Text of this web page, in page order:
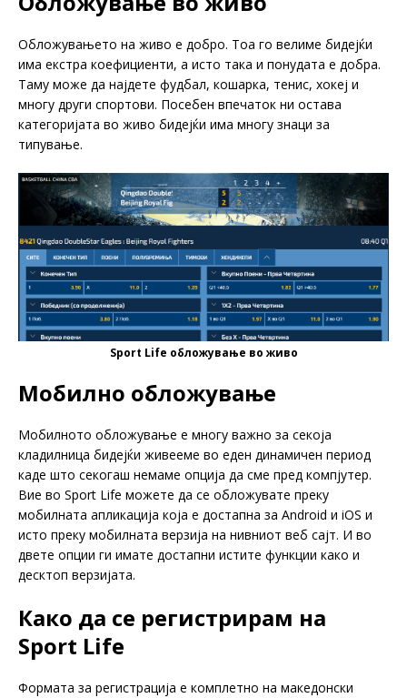
Обложувањето на живо е добро. Тоа го велиме бидејќи
има екстра коефициенти, а исто така и понудата е добра.
Таму може да најдете фудбал, кошарка, тенис, хокеј и
многу други спортови. Посебен впечаток ни остава
категоријата во живо бидејќи има многу знаци за
типување.
Sport Life обложување во живо
Мобилно обложување
Мобилното обложување е многу важно за секоја
кладилница бидејќи живееме во еден динамичен период
каде што секогаш немаме опција да сме пред компјутер.
Вие во Sport Life можете да се обложувате преку
мобилната апликација која е достапна за Android и iOS и
исто преку мобилната верзија на нивниот веб сајт. И во
двете опции ги имате достапни истите функции како и
десктоп верзијата.
Како да се регистрирам на
Sport Life
Формата за регистрација е комплетно на македонски